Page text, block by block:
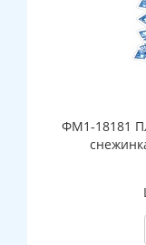
ФМ1-18181